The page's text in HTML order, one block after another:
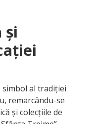
simbol al tradiției
remarcându-se
și colecțiile de